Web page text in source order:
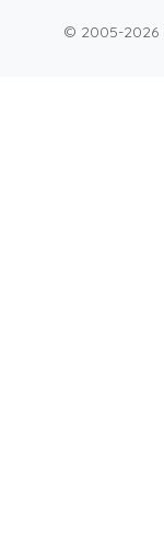
© 2005-2026